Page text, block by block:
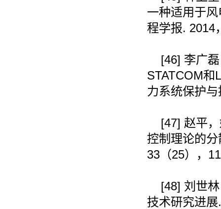
一种适用于
程学报. 2014
[46] 李广
STATCOM和
力系统保护
[47] 赵平
控制理论的
33 （25），
[48] 刘世
技术研究进展.